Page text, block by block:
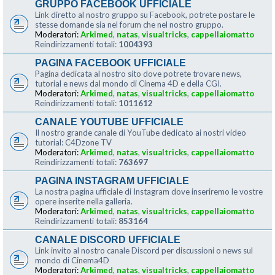
GRUPPO FACEBOOK UFFICIALE
Link diretto al nostro gruppo su Facebook, potrete postare le
stesse domande sia nel forum che nel nostro gruppo.
Moderatori:Arkimed, natas, visualtricks, cappellaiomatto
Reindirizzamenti totali: 1004393
PAGINA FACEBOOK UFFICIALE
Pagina dedicata al nostro sito dove potrete trovare news,
tutorial e news dal mondo di Cinema 4D e della CGI.
Moderatori:Arkimed, natas, visualtricks, cappellaiomatto
Reindirizzamenti totali: 1011612
CANALE YOUTUBE UFFICIALE
Il nostro grande canale di YouTube dedicato ai nostri video
tutorial: C4Dzone TV
Moderatori:Arkimed, natas, visualtricks, cappellaiomatto
Reindirizzamenti totali: 763697
PAGINA INSTAGRAM UFFICIALE
La nostra pagina ufficiale di Instagram dove inseriremo le vostre
opere inserite nella galleria.
Moderatori:Arkimed, natas, visualtricks, cappellaiomatto
Reindirizzamenti totali: 853164
CANALE DISCORD UFFICIALE
Link invito al nostro canale Discord per discussioni o news sul
mondo di Cinema4D
Moderatori:Arkimed, natas, visualtricks, cappellaiomatto